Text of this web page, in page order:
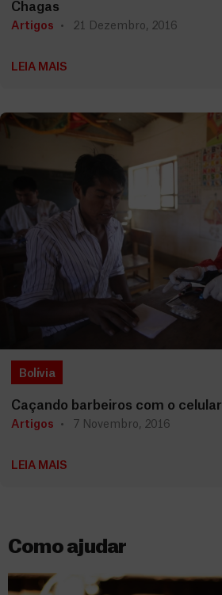
Chagas
Artigos 21 Dezembro, 2016
LEIA MAIS
Bolívia
Caçando barbeiros com o celular
Artigos 7 Novembro, 2016
LEIA MAIS
Como ajudar